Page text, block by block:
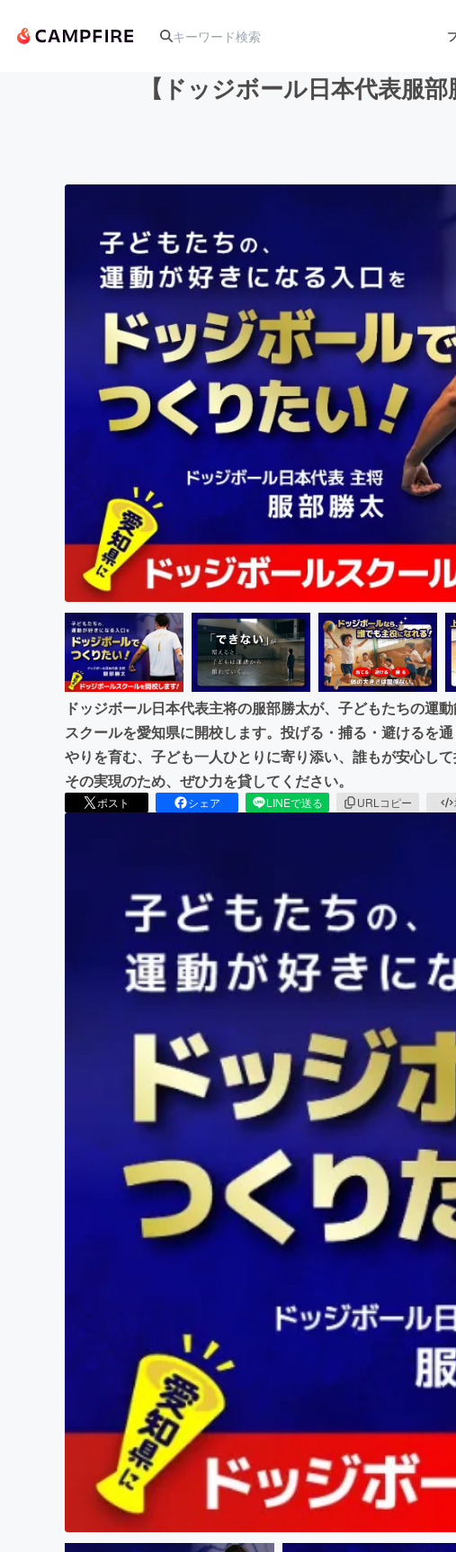
テクノロジー・ガジェット ゲー
映像・映画 書籍
ビジネス・起業 チャ
まちづくり・地域活性化
【ドッジボール日本代表服
ドッジボール日本代表主将の服部勝太が、子どもたちの運
スクールを愛知県に開校します。投げる・捕る・避けるを
やりを育む、子ども一人ひとりに寄り添い、誰もが安心し
その実現のため、ぜひ力を貸してください。
ポスト シェア LINEで送る URLコピー